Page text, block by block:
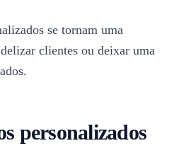
se tornam uma
clientes ou deixar uma
personalizados